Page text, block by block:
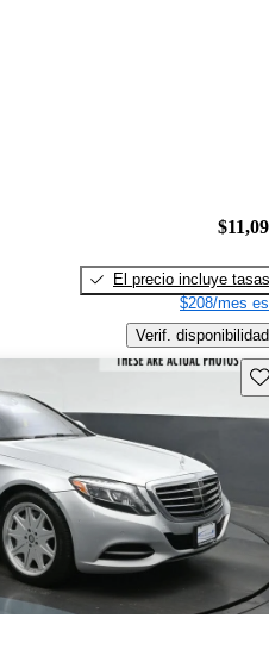
El precio incluye tasas
$208/mes
Verif. disponibilidad